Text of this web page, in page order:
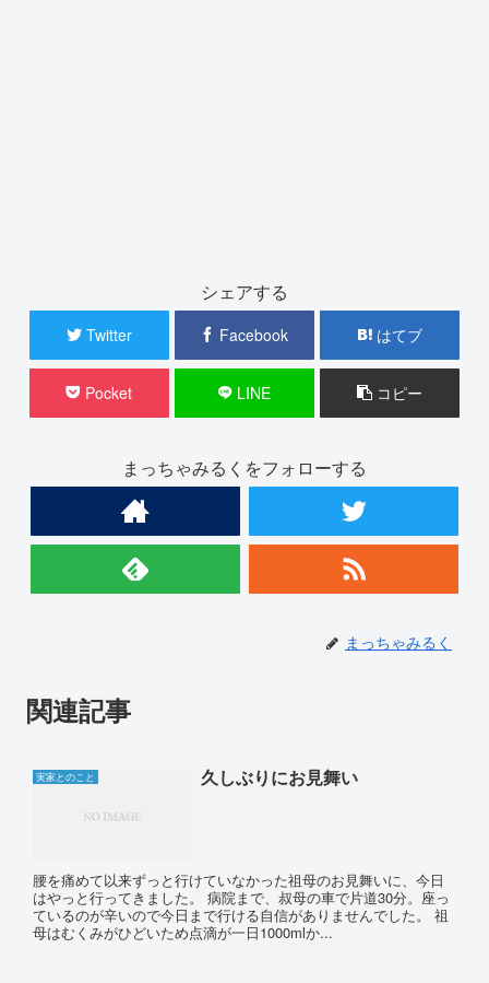
シェアする
Twitter Facebook はてブ
Pocket LINE コピー
まっちゃみるくをフォローする
まっちゃみるく
関連記事
実家とのこと 久しぶりにお見舞い
腰を痛めて以来ずっと行けていなかった祖母のお見舞いに、今日
はやっと行ってきました。 病院まで、叔母の車で片道30分。座っ
ているのが辛いので今日まで行ける自信がありませんでした。 祖
母はむくみがひどいため点滴が一日1000mlか...